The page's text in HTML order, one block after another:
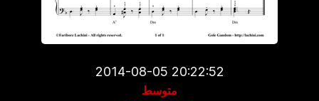
2014-08-05 20:22:52
متوسط